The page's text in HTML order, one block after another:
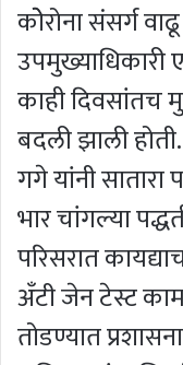
कोेरोना संसर्ग
काही दिवसांतच
बदली झाली
गगे यांनी सातारा
भार चांगल्या
परिसरात
अँटी जेन टेस्ट
तोडण्यात